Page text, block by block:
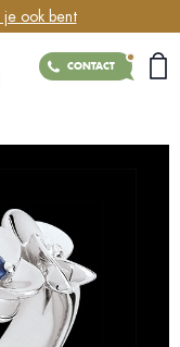
ook bent
CONTACT